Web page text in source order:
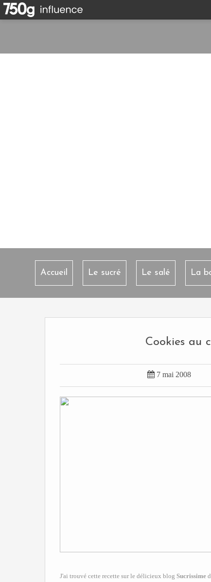
Accueil Le sucré Le salé La
Cookies au
 7 mai 2008
J'ai trouvé cette recette sur le délicieux blog Sucrissime